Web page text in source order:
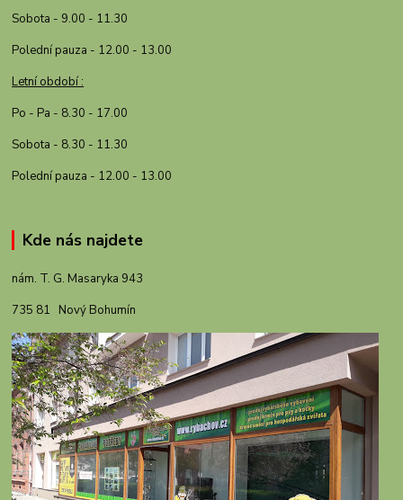
Sobota - 9.00 - 11.30
Polední pauza - 12.00 - 13.00
Letní období :
Po - Pa - 8.30 - 17.00
Sobota - 8.30 - 11.30
Polední pauza - 12.00 - 13.00
Kde nás najdete
nám. T. G. Masaryka 943
735 81 Nový Bohumín